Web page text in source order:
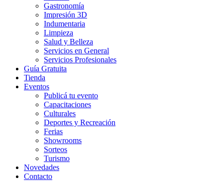
Gastronomía
Impresión 3D
Indumentaria
Limpieza
Salud y Belleza
Servicios en General
Servicios Profesionales
Guía Gratuita
Tienda
Eventos
Publicá tu evento
Capacitaciones
Culturales
Deportes y Recreación
Ferias
Showrooms
Sorteos
Turismo
Novedades
Contacto